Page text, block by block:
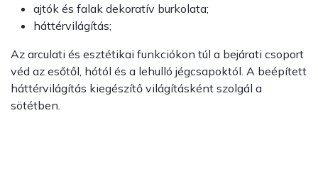
ajtók és falak dekoratív burkolata;
háttérvilágítás;
Az arculati és esztétikai funkciókon túl a bejárati csoport
véd az esőtől, hótól és a lehulló jégcsapoktól. A beépített
háttérvilágítás kiegészítő világításként szolgál a
sötétben.